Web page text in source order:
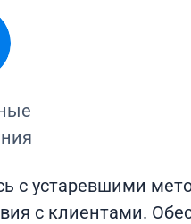
с устаревшими
с клиентами.